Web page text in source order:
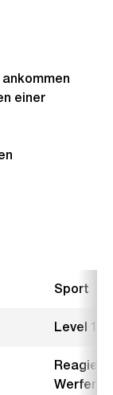
einer
Sport
Level 1
Werfen